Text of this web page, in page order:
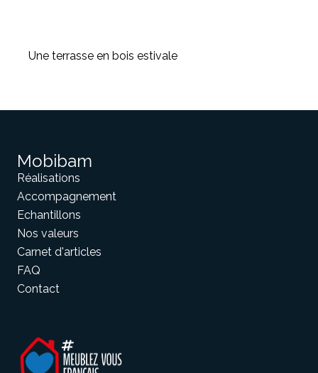
Une terrasse en bois estivale
Mobibam
Réalisations
Accompagnement
Echantillons
Nos valeurs
Carnet d'articles
FAQ
Contact